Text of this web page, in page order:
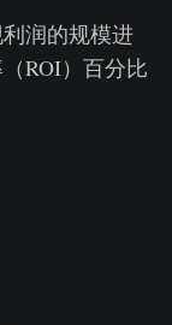
润的规模进
ROI）百分比